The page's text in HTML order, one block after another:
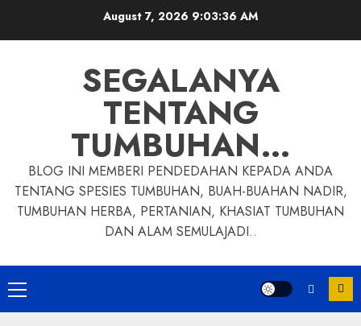
August 7, 2026 9:03:37 AM
SEGALANYA
TENTANG
TUMBUHAN…
BLOG INI MEMBERI PENDEDAHAN KEPADA ANDA
TENTANG SPESIES TUMBUHAN, BUAH-BUAHAN NADIR,
TUMBUHAN HERBA, PERTANIAN, KHASIAT TUMBUHAN
DAN ALAM SEMULAJADI..
Primary
Menu